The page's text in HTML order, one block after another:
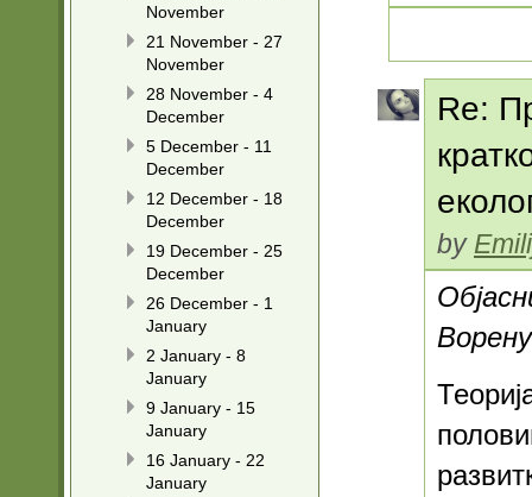
Re:
by
November
21 November - 27
November
28 November - 4
December
5 December - 11
December
12 December - 18
December
19 December - 25
December
26 December - 1
January
2 January - 8
January
9 January - 15
January
16 January - 22
January